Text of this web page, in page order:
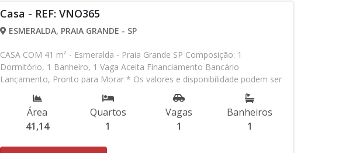
Casa - REF: VNO365
ESMERALDA, PRAIA GRANDE - SP
CASA COM 41 m² - Esmeralda - Praia Grande SP Composição: 1
Dormitório, 1 Banheiro, 1 Vaga Aceita Financiamento Bancário
Lançamento, Pronto para Morar * Os valores e disponibilidade podem ser
alterados sem prévio aviso. Favor verificar entrando em contato com
nossa equipe
Área
41,14
Quartos
1
Vagas
1
Banheiros
1